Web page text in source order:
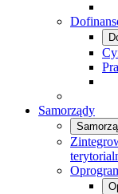
Samorządy